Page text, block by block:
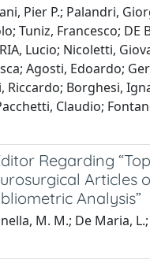
Pier P.; Palandri,
Tuniz, Francesco; DE
Lucio; Nicoletti,
Agosti, Edoardo;
Riccardo; Borghesi,
Claudio;
Regarding
Articles
Analysis”
M. M.; De Maria, L.;